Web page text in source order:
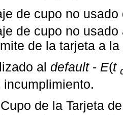
de cupo no usado
de cupo no
de la tarjeta a
al default- E(t
de la Tarjeta